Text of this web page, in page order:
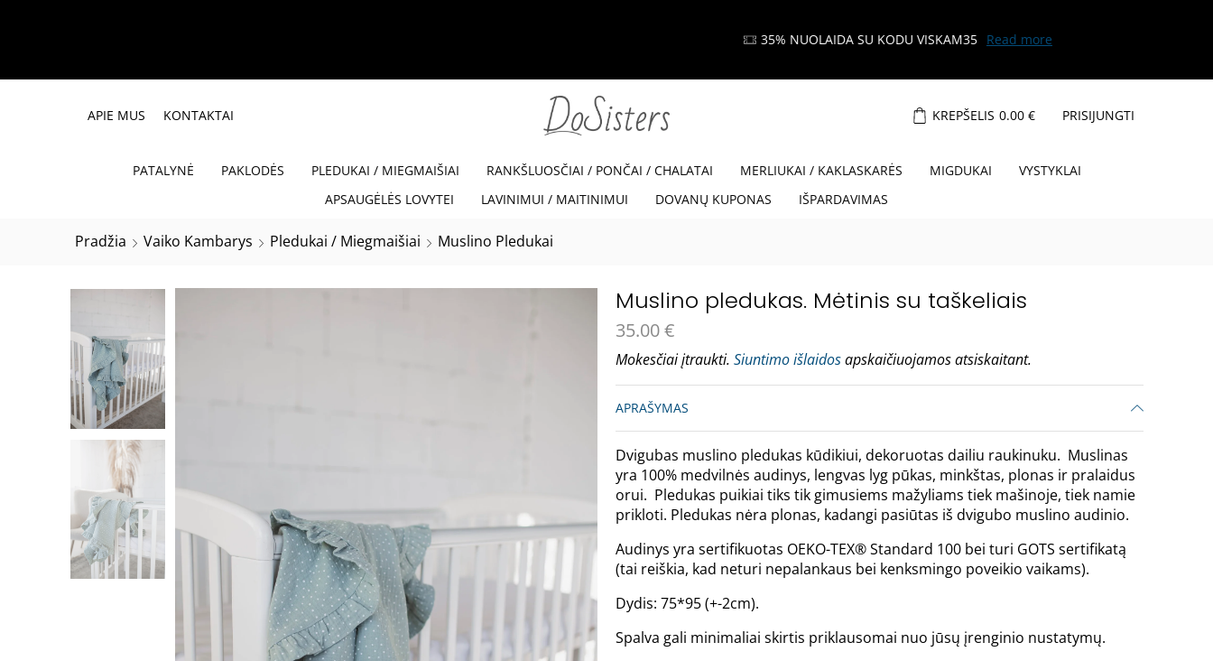
Read more
APIE MUS KONTAKTAI KREPŠELIS 0.00 € PRISIJUNGTI
PATALYNĖ PAKLODĖS PLEDUKAI / MIEGMAIŠIAI RANKŠLUOSČIAI / PONČAI / CHALATAI MERLIUKAI / KAKLASKARĖS MIGDUKAI
VYSTYKLAI
APSAUGĖLĖS LOVYTEI
LAVINIMUI / MAITINIMUI DOVANŲ KUPONAS IŠPARDAVIMAS
Pradžia Vaiko Kambarys Pledukai / Miegmaišiai Muslino Pledukai
Muslino pledukas. Mėtinis su taškeliais
35.00€
Mokesčiai įtraukti. Siuntimo išlaidosapskaičiuojamos atsiskaitant.
APRAŠYMAS
Dvigubas muslino pledukas kūdikiui, dekoruotas dailiu raukinuku. Muslinas
yra 100% medvilnės audinys, lengvas lyg pūkas, minkštas, plonas ir pralaidus
orui. Pledukas puikiai tiks tik gimusiems mažyliams tiek mašinoje, tiek namie
prikloti. Pledukas nėra plonas, kadangi pasiūtas iš dvigubo muslino audinio.
Audinys yra sertifikuotas OEKO-TEX® Standard 100 bei turi GOTS sertifikatą
(tai reiškia, kad neturi nepalankaus bei kenksmingo poveikio vaikams).
Dydis: 75*95 (+-2cm).
Spalva gali minimaliai skirtis priklausomai nuo jūsų įrenginio nustatymų.